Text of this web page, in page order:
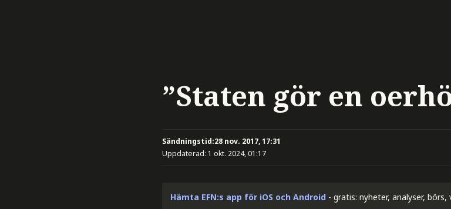
”Staten gör en
Sändningstid:28 nov. 2017, 17:31
Uppdaterad: 1 okt. 2024, 01:17
Hämta EFN:s app för iOS och Android - gratis: nyheter, analyser, börs,